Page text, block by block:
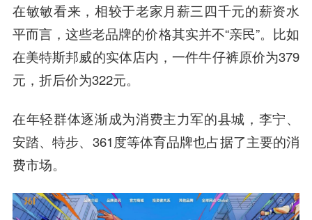
在敏敏看来，相较于老家月薪三四千元的薪资水
平而言，这些老品牌的价格其实并不“亲民”。比如
在美特斯邦威的实体店内，一件牛仔裤原价为379
元，折后价为322元。
在年轻群体逐渐成为消费主力军的县城，李宁、
安踏、特步、361度等体育品牌也占据了主要的消
费市场。